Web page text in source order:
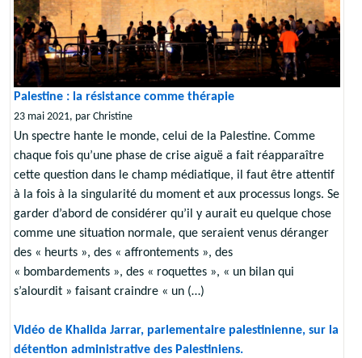
Palestine : la résistance comme thérapie
23 mai 2021, par Christine
Un spectre hante le monde, celui de la Palestine. Comme
chaque fois qu’une phase de crise aiguë a fait réapparaître
cette question dans le champ médiatique, il faut être attentif
à la fois à la singularité du moment et aux processus longs. Se
garder d’abord de considérer qu’il y aurait eu quelque chose
comme une situation normale, que seraient venus déranger
des « heurts », des « affrontements », des
« bombardements », des « roquettes », « un bilan qui
s’alourdit » faisant craindre « un (…)
Vidéo de Khalida Jarrar, parlementaire palestinienne, sur la
détention administrative des Palestiniens.